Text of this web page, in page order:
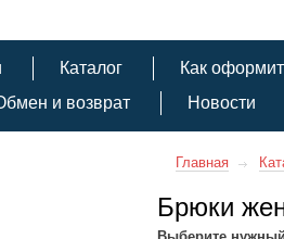
Каталог
Как
и возврат
Новости
Главная
Брюки